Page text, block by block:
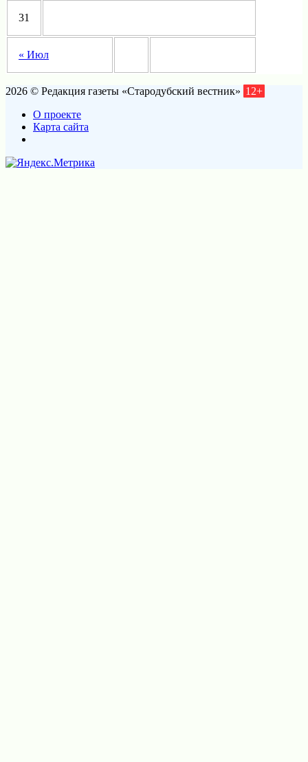
« Июл
31
2026 © Редакция газеты «Стародубский вестник» 12+
О проекте
Карта сайта